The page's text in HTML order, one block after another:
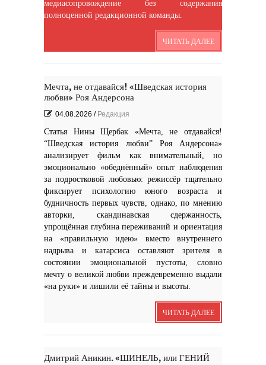
Я видела бога
забившимся в угол...
Исповедь 6. ''ПОЭТ''
Исповедь 4. ''ПАРФЮМЕР''
Посвящение творчеству
Дорогие друзья! В 2018 году
Светлана Коппел-Ковтун. Эссе из
книги ''Я думаю...
Наш выбор с КЛАУЗУРОЙ
медиасопровождение без содержания
полноценной редакционной команды.
ЧИТАТЬ ДАЛЕЕ
Мечта, не отдавайся! «Шведская история
любви» Роя Андерсона
04.08.2026 / Редакция
Статья Нины Щербак «Мечта, не отдавайся!
“Шведская история любви” Роя Андерсона»
анализирует фильм как внимательный, но
эмоционально «обеднённый» опыт наблюдения
за подростковой любовью: режиссёр тщательно
фиксирует психологию юного возраста и
будничность первых чувств, однако, по мнению
авторки, скандинавская сдержанность,
упрощённая глубина переживаний и ориентация
на «правильную идею» вместо внутреннего
надрыва и катарсиса оставляют зрителя в
состоянии эмоциональной пустоты, словно
мечту о великой любви преждевременно выдали
«на руки» и лишили её тайны и высоты.
ЧИТАТЬ ДАЛЕЕ
Дмитрий Аникин. «ШИНЕЛЬ, или ГЕНИЙ